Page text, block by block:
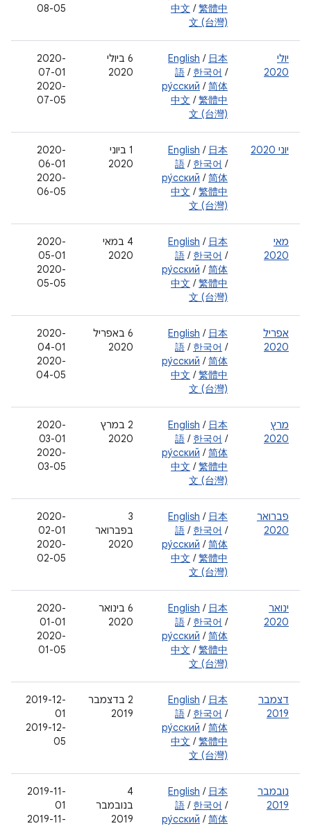
中文 /繁體中
文 (台灣)
08-05
יולי
2020
English / 日本
語 / 한국어 /
ру́сский /简体
中文 /繁體中
文 (台灣)
‫6 ביולי
2020
‫2020-
07-01
‫2020-
07-05
יוני 2020 English / 日本
語 / 한국어 /
ру́сский /简体
中文 /繁體中
文 (台灣)
‫1 ביוני
2020
2020-
06-01
2020-
06-05
מאי
2020
English / 日本
語 / 한국어 /
ру́сский /简体
中文 /繁體中
文 (台灣)
4 במאי
2020
‫2020-
05-01
‫2020-
05-05
אפריל
2020
English / 日本
語 / 한국어 /
ру́сский /简体
中文 /繁體中
文 (台灣)
‫6 באפריל
2020
‫2020-
04-01
‫2020-
04-05
מרץ
2020
English / 日本
語 / 한국어 /
ру́сский /简体
中文 /繁體中
文 (台灣)
2 במרץ
2020
2020-
03-01
2020-
03-05
פברואר
2020
English / 日本
語 / 한국어 /
ру́сский /简体
中文 /繁體中
文 (台灣)
‫3
בפברואר
2020
2020-
02-01
2020-
02-05
ינואר
2020
English / 日本
語 / 한국어 /
ру́сский /简体
中文 /繁體中
文 (台灣)
‫6 בינואר
2020
2020-
01-01
2020-
01-05
דצמבר
2019
English / 日本
語 / 한국어 /
ру́сский /简体
中文 /繁體中
文 (台灣)
‫2 בדצמבר
2019
2019-12-
01
2019-12-
05
נובמבר
2019
English / 日本
語 / 한국어 /
ру́сский /简体
4
בנובמבר
2019
‫2019-11-
01
‫2019-11-